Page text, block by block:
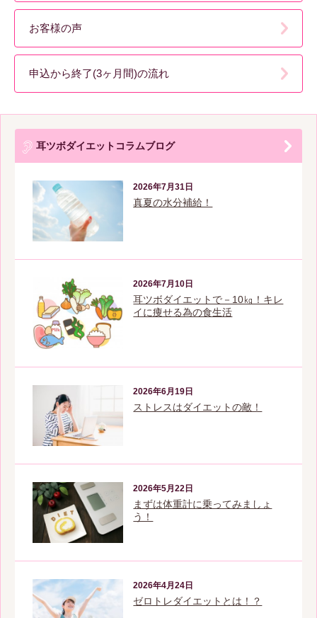
お客様の声
申込から終了(3ヶ月間)の流れ
耳ツボダイエットコラムブログ
2026年7月31日
真夏の水分補給！
2026年7月10日
耳ツボダイエットで－10㎏！キレ
イに痩せる為の食生活
2026年6月19日
ストレスはダイエットの敵！
2026年5月22日
まずは体重計に乗ってみましょ
う！
2026年4月24日
ゼロトレダイエットとは！？